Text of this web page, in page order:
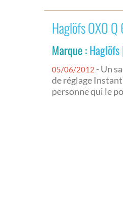
Haglöfs OXO
Marque :Haglöfs
05/06/2012 - Un
de réglage
personne qui le